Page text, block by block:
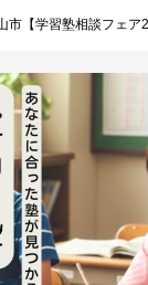
市【学習塾相談フェア